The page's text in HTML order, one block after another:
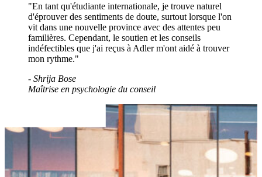
"En tant qu'étudiante internationale, je trouve naturel
d'éprouver des sentiments de doute, surtout lorsque l'on
vit dans une nouvelle province avec des attentes peu
familières. Cependant, le soutien et les conseils
indéfectibles que j'ai reçus à Adler m'ont aidé à trouver
mon rythme."
- Shrija Bose
Maîtrise en psychologie du conseil